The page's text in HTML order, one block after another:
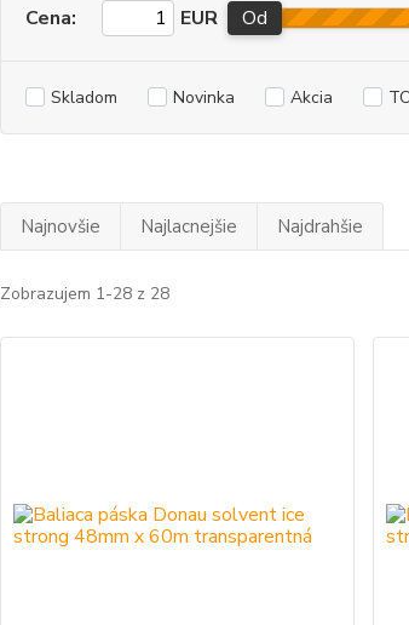
Cena: EUR Od
Skladom Novinka Akcia
Najnovšie Najlacnejšie Najdrahšie
Zobrazujem 1-28 z 28